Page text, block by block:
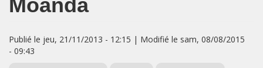
Moanda
Publié le jeu, 21/11/2013 - 12:15 | Modifié le sam, 08/08/2015
- 09:43